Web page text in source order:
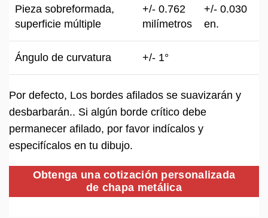
Pieza sobreformada,
superficie múltiple
+/- 0.762
milímetros
+/- 0.030
en.
Ángulo de curvatura +/- 1°
Por defecto, Los bordes afilados se suavizarán y
desbarbarán.. Si algún borde crítico debe
permanecer afilado, por favor indícalos y
especifícalos en tu dibujo.
Obtenga una cotización personalizada
de chapa metálica